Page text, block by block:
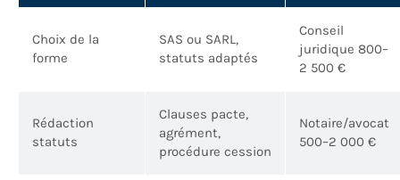
Choix de la
forme
SAS ou SARL,
statuts adaptés
Conseil
juridique 800–
2 500 €
Rédaction
statuts
Clauses pacte,
agrément,
procédure cession
Notaire/avocat
500–2 000 €